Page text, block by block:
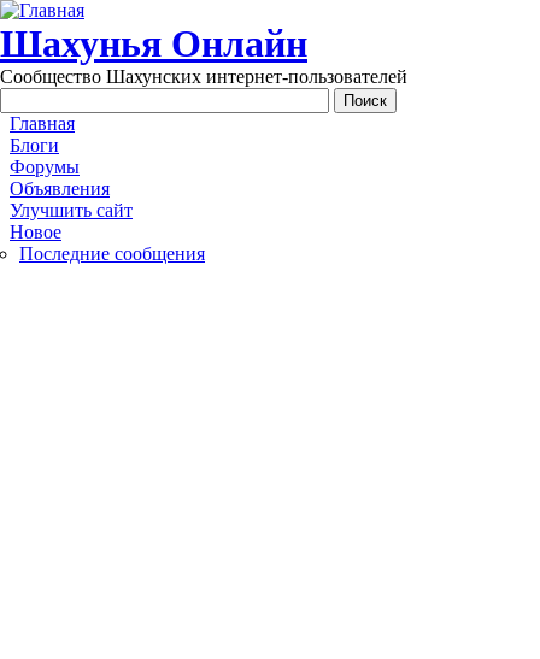
Перейти к основному содержанию
Шахунья Онлайн
Сообщество Шахунских интернет-пользователей
Main menu
Главная
Блоги
Форумы
Объявления
Улучшить сайт
Новое
Последние сообщения